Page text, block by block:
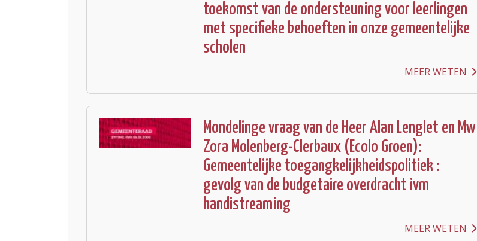
toekomst van de ondersteuning voor leerlingen
met specifieke behoeften in onze gemeentelijke
scholen
MEER WETEN
Mondelinge vraag van de Heer Alan Lenglet en Mw
Zora Molenberg-Clerbaux (Ecolo Groen):
Gemeentelijke toegangkelijkheidspolitiek :
gevolg van de budgetaire overdracht ivm
handistreaming
MEER WETEN